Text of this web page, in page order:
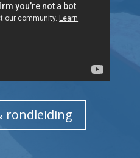
rondleiding